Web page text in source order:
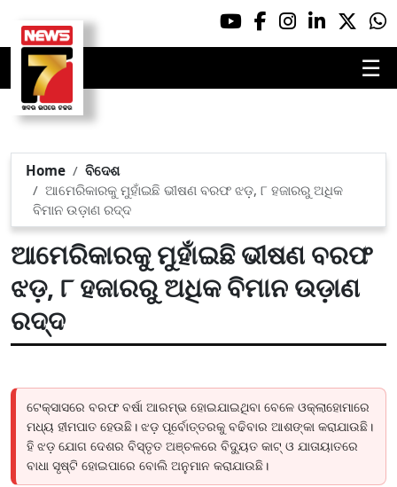
☰
Home
ବିଦେଶ
ଆମେରିକାରକୁ ମୁହାଁଇଛି ଭୀଷଣ ବରଫ ଝଡ଼, ୮ ହଜାରରୁ ଅଧିକ
ବିମାନ ଉଡ଼ାଣ ରଦ୍ଦ
ଆମେରିକାରକୁ ମୁହାଁଇଛି ଭୀଷଣ ବରଫ
ଝଡ଼, ୮ ହଜାରରୁ ଅଧିକ ବିମାନ ଉଡ଼ାଣ
ରଦ୍ଦ
ଟେକ୍ସାସରେ ବରଫ ବର୍ଷା ଆରମ୍ଭ ହୋଇଯାଇଥିବା ବେଳେ ଓକ୍ଲାହୋମାରେ
ମଧ୍ୟ ହୀମପାତ ହେଉଛି। ଝଡ଼ ପୂର୍ବୋତ୍ତରକୁ ବଢିବାର ଆଶଙ୍କା କରାଯାଉଛି।
ହି ଝଡ଼ ଯୋଗ ଦେଶର ବିସ୍ତୃତ ଅଞ୍ଚଳରେ ବିଦ୍ୟୁତ କାଟ୍ ଓ ଯାତାୟାତରେ
ବାଧା ସୃଷ୍ଟି ହୋଇପାରେ ବୋଲି ଅନୁମାନ କରାଯାଉଛି।